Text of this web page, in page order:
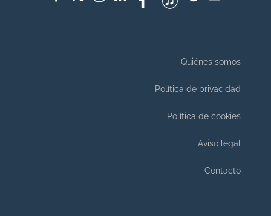
Quiénes somos
Política de privacidad
Política de cookies
Aviso legal
Contacto